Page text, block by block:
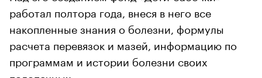
работал полтора года, внеся в него все
накопленные знания о болезни, формулы
расчета перевязок и мазей, информацию по
программам и истории болезни своих